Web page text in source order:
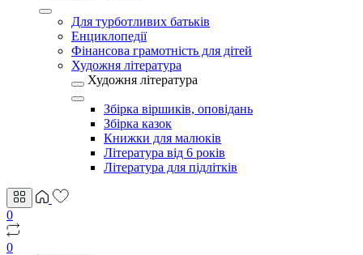
Для турботливих батьків
Енциклопедії
Фінансова грамотність для дітей
Художня література
Художня література
Збірка віршиків, оповідань
Збірка казок
Книжки для малюків
Література від 6 років
Література для підлітків
0
0